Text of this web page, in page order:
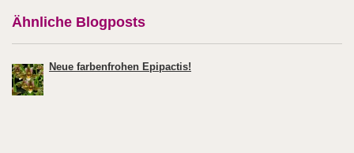
Ähnliche Blogposts
Neue farbenfrohen Epipactis!